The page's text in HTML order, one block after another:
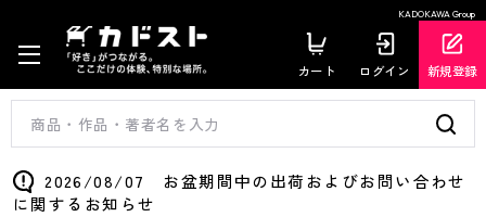
KADOKAWA Group
カート ログイン 新規登録
2026/08/07 お盆期間中の出荷およびお問い合わせ
に関するお知らせ